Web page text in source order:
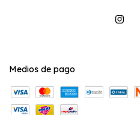
Medios de pago